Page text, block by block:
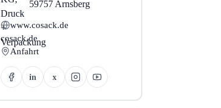
59757 Arnsberg
www.cosack.de
cosack.de
Anfahrt
in x